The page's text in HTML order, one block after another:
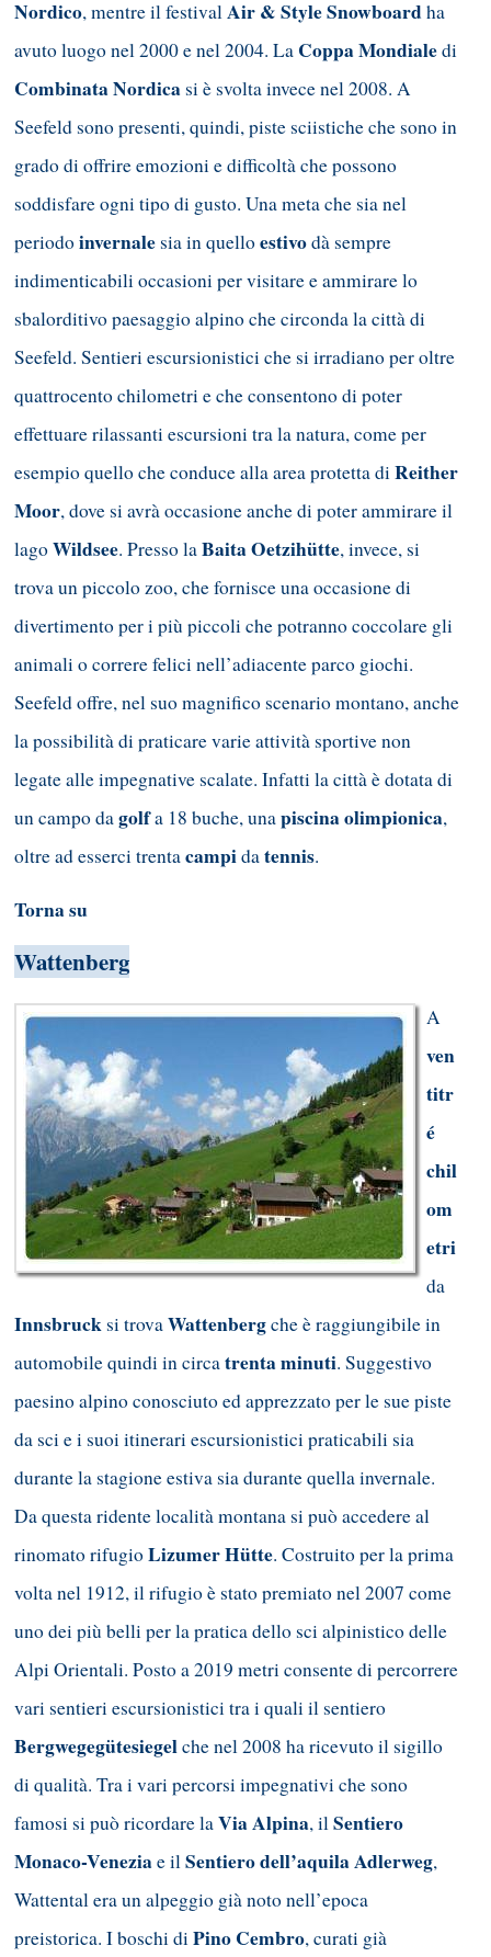
Nordico, mentre il festivalAir & Style Snowboardha
avuto luogo nel 2000 e nel 2004. La Coppa Mondialedi
CombinataNordicasi è svolta invece nel 2008. A
Seefeld sono presenti, quindi, piste sciistiche che sono in
grado di offrire emozioni e difficoltà che possono
soddisfare ogni tipo di gusto. Una meta che sia nel
periodoinvernalesia in quelloestivodà sempre
indimenticabili occasioni per visitare e ammirare lo
sbalorditivo paesaggio alpino che circonda la città di
Seefeld. Sentieri escursionistici che si irradiano per oltre
quattrocento chilometri e che consentono di poter
effettuare rilassanti escursioni tra la natura, come per
esempio quello che conduce alla area protetta diReither
Moor, dove si avrà occasione anche di poter ammirare il
lagoWildsee. Presso laBaitaOetzihütte, invece, si
trova un piccolo zoo, che fornisce una occasione di
divertimento per i più piccoli che potranno coccolare gli
animali o correre felici nell’adiacente parco giochi.
Seefeld offre, nel suo magnifico scenario montano, anche
la possibilità di praticare varie attività sportive non
legate alle impegnative scalate. Infatti la città è dotata di
un campo dagolfa 18 buche, unapiscina olimpionica,
oltre ad esserci trentacampidatennis.
Torna su
Wattenberg
A
ven
titr
é
chil
om
etri
da
Innsbrucksi trovaWattenbergche è raggiungibile in
automobile quindi in circatrenta minuti. Suggestivo
paesino alpino conosciuto ed apprezzato per le sue piste
da sci e i suoi itinerari escursionistici praticabili sia
durante la stagione estiva sia durante quella invernale.
Da questa ridente località montana si può accedere al
rinomato rifugioLizumer Hütte. Costruito per la prima
volta nel 1912, il rifugio è stato premiato nel 2007 come
uno dei più belli per la pratica dello sci alpinistico delle
Alpi Orientali. Posto a 2019 metri consente di percorrere
vari sentieri escursionistici tra i quali il sentiero
Bergwegegütesiegelche nel 2008 ha ricevuto il sigillo
di qualità. Tra i vari percorsi impegnativi che sono
famosi si può ricordare laVia Alpina, ilSentiero
Monaco-Veneziae ilSentiero dell’aquila Adlerweg,
Wattental era un alpeggio già noto nell’epoca
preistorica. I boschi diPino Cembro, curati già